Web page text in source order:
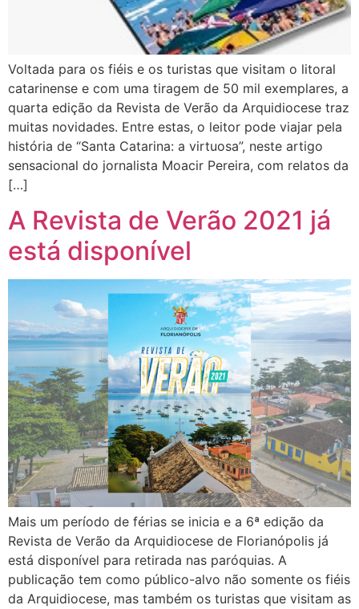
Voltada para os fiéis e os turistas que visitam o litoral
catarinense e com uma tiragem de 50 mil exemplares, a
quarta edição da Revista de Verão da Arquidiocese traz
muitas novidades. Entre estas, o leitor pode viajar pela
história de “Santa Catarina: a virtuosa”, neste artigo
sensacional do jornalista Moacir Pereira, com relatos da
[…]
A Revista de Verão 2021 já
está disponível
Mais um período de férias se inicia e a 6ª edição da
Revista de Verão da Arquidiocese de Florianópolis já
está disponível para retirada nas paróquias. A
publicação tem como público-alvo não somente os fiéis
da Arquidiocese, mas também os turistas que visitam as